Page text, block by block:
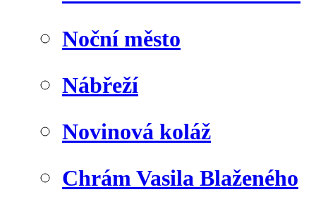
Noční město
Nábřeží
Novinová koláž
Chrám Vasila Blaženého